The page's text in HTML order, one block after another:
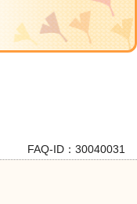
FAQ-ID：30040031